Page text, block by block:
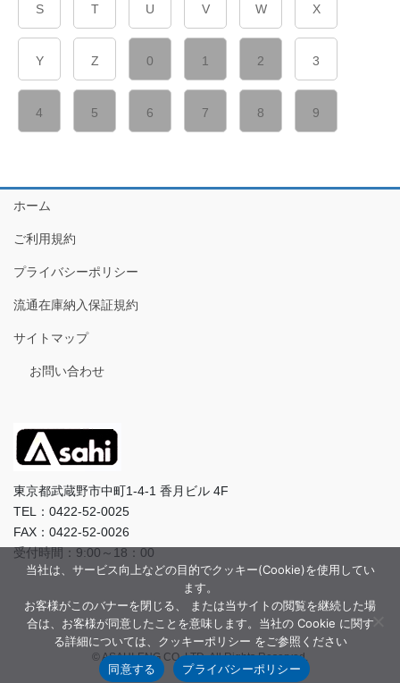
S T U V W X
Y Z 0 1 2 3
4 5 6 7 8 9
ホーム
ご利用規約
プライバシーポリシー
流通在庫納入保証規約
サイトマップ
お問い合わせ
東京都武蔵野市中町1-4-1 香月ビル 4F
TEL：0422-52-0025
FAX：0422-52-0026
受付時間：9:00～18：00
© ASAHI-ENG CO.,LTD. All Rights Reserved.
当社は、サービス向上などの目的でクッキー(Cookie)を使用してい
ます。
お客様がこのバナーを閉じる、 または当サイトの閲覧を継続した場
合は、お客様が同意したことを意味します。当社の Cookie に関す
る詳細については、クッキーポリシー をご参照ください
同意する
プライバシーポリシー